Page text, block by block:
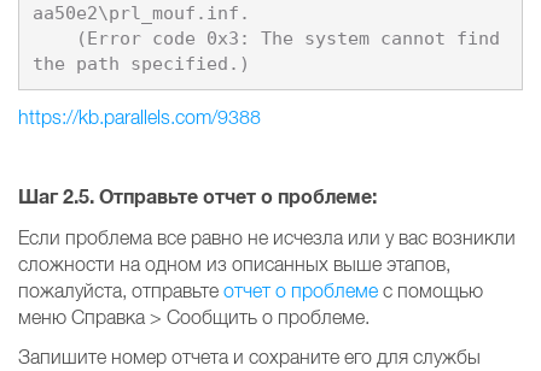
aa50e2\prl_mouf.inf.
https://kb.parallels.com/9388
Шаг 2.5. Отправьте отчет о проблеме:
Если проблема все равно не исчезла или у вас возникли
сложности на одном из описанных выше этапов,
пожалуйста, отправьте отчет о проблеме с помощью
меню Справка > Сообщить о проблеме.
Запишите номер отчета и сохраните его для службы